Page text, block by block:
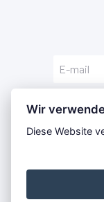
Wir
Diese Website